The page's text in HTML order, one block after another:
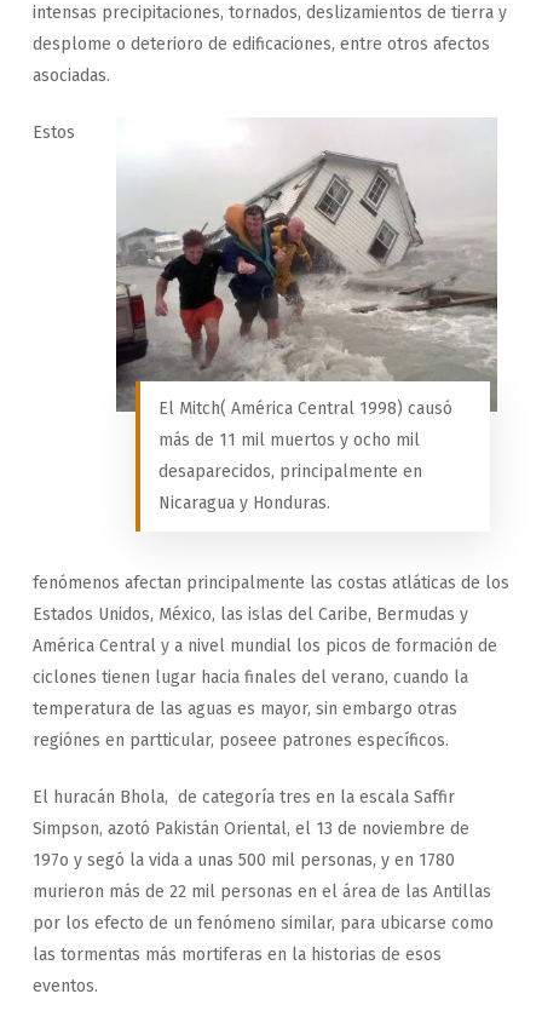
intensas precipitaciones, tornados, deslizamientos de tierra y
desplome o deterioro de edificaciones, entre otros afectos
asociadas.
El Mitch( América Central 1998) causó
más de 11 mil muertos y ocho mil
desaparecidos, principalmente en
Nicaragua y Honduras.
Estos
fenómenos afectan principalmente las costas atláticas de los
Estados Unidos, México, las islas del Caribe, Bermudas y
América Central y a nivel mundial los picos de formación de
ciclones tienen lugar hacia finales del verano, cuando la
temperatura de las aguas es mayor, sin embargo otras
regiónes en partticular, poseee patrones específicos.
El huracán Bhola, de categoría tres en la escala Saffir
Simpson, azotó Pakistán Oriental, el 13 de noviembre de
197o y segó la vida a unas 500 mil personas, y en 1780
murieron más de 22 mil personas en el área de las Antillas
por los efecto de un fenómeno similar, para ubicarse como
las tormentas más mortiferas en la historias de esos
eventos.